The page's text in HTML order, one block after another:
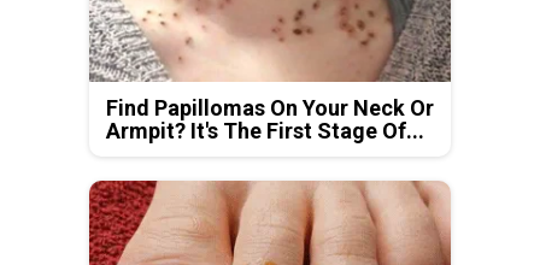
Find Papillomas On Your Neck Or
Armpit? It's The First Stage Of...